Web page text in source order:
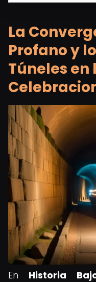
La
Profano y
Túneles en
En Historia